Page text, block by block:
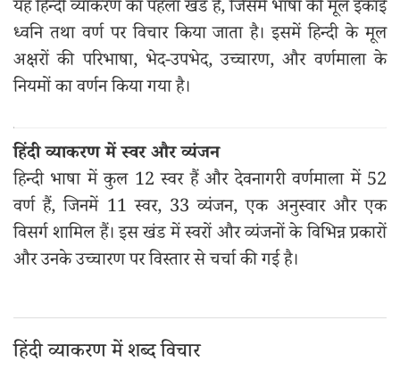
यह हिन्दी व्याकरण का पहला खंड है, जिसमें भाषा की मूल इकाई
ध्वनि तथा वर्ण पर विचार किया जाता है। इसमें हिन्दी के मूल
अक्षरों की परिभाषा, भेद-उपभेद, उच्चारण, और वर्णमाला के
नियमों का वर्णन किया गया है।
हिंदी व्याकरण में स्वर और व्यंजन
हिन्दी भाषा में कुल 12 स्वर हैं और देवनागरी वर्णमाला में 52
वर्ण हैं, जिनमें 11 स्वर, 33 व्यंजन, एक अनुस्वार और एक
विसर्ग शामिल हैं। इस खंड में स्वरों और व्यंजनों के विभिन्न प्रकारों
और उनके उच्चारण पर विस्तार से चर्चा की गई है।
हिंदी व्याकरण में शब्द विचार